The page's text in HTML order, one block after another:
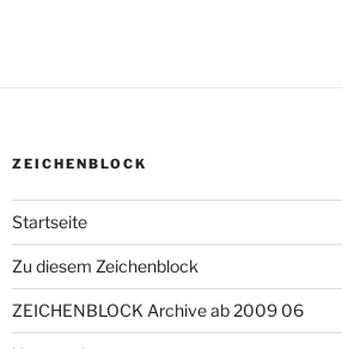
ZEICHENBLOCK
Startseite
Zu diesem Zeichenblock
ZEICHENBLOCK Archive ab 2009 06